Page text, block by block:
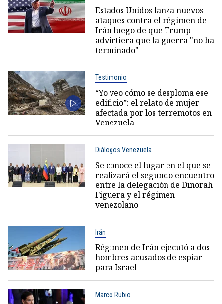
Estados Unidos lanza nuevos
ataques contra el régimen de
Irán luego de que Trump
advirtiera que la guerra "no ha
terminado"
Testimonio
“Yo veo cómo se desploma ese
edificio”: el relato de mujer
afectada por los terremotos en
Venezuela
Diálogos Venezuela
Se conoce el lugar en el que se
realizará el segundo encuentro
entre la delegación de Dinorah
Figuera y el régimen
venezolano
Irán
Régimen de Irán ejecutó a dos
hombres acusados de espiar
para Israel
Marco Rubio